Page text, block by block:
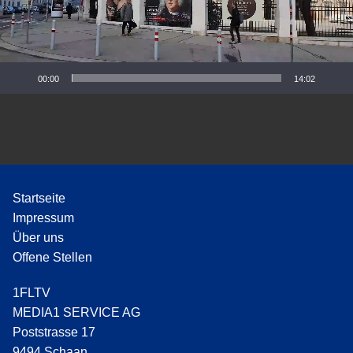
P
l
a
00:00 14:02
Startseite
Impressum
Über uns
Offene Stellen
1FLTV
MEDIA1 SERVICE AG
Poststrasse 17